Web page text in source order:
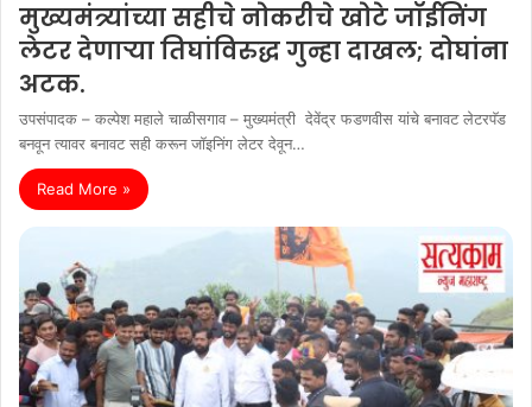
मुख्यमंत्र्यांच्या सहीचे नोकरीचे खोटे जॉईनिंग
लेटर देणाऱ्या तिघांविरुद्ध गुन्हा दाखल; दोघांना
अटक.
उपसंपादक – कल्पेश महाले चाळीसगाव – मुख्यमंत्री देवेंद्र फडणवीस यांचे बनावट लेटरपॅड
बनवून त्यावर बनावट सही करून जॉइनिंग लेटर देवून…
Read More »